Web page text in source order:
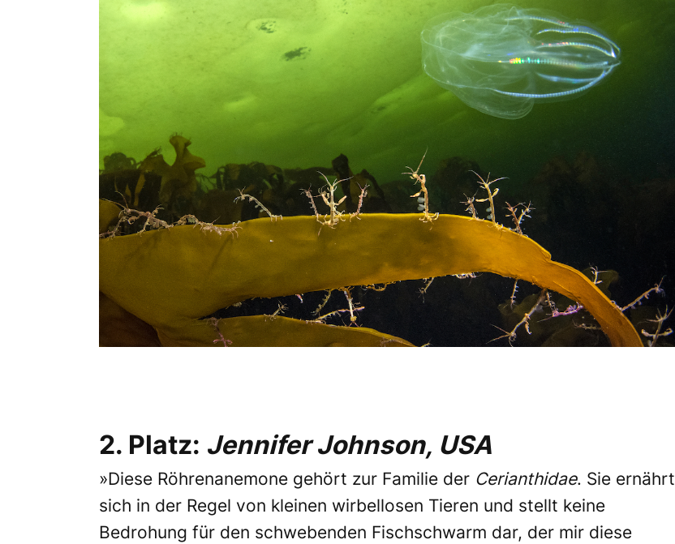
2. Platz: Jennifer Johnson, USA
»Diese Röhrenanemone gehört zur Familie der Cerianthidae. Sie ernährt
sich in der Regel von kleinen wirbellosen Tieren und stellt keine
Bedrohung für den schwebenden Fischschwarm dar, der mir diese